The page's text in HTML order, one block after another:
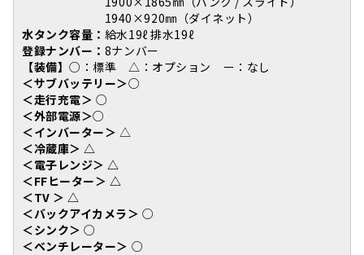
1940×920㎜（ダイネット）
水タンク容量： 給水19ℓ 排水19ℓ
登録ナンバー： 8ナンバー
【装備】○：標準 △：オプション ー：なし
＜サブバッテリー＞○
＜走行充電＞ ○
＜外部電源＞○
＜インバーター＞ △
＜冷蔵庫＞ △
＜電子レンジ＞ △
＜FFヒーター＞ △
＜TV ＞ △
＜バックアイカメラ＞ ○
＜シンク＞○
＜ベンチレーター＞ ○